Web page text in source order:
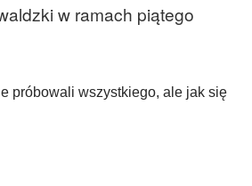
w ramach piątego
próbowali wszystkiego, ale jak się